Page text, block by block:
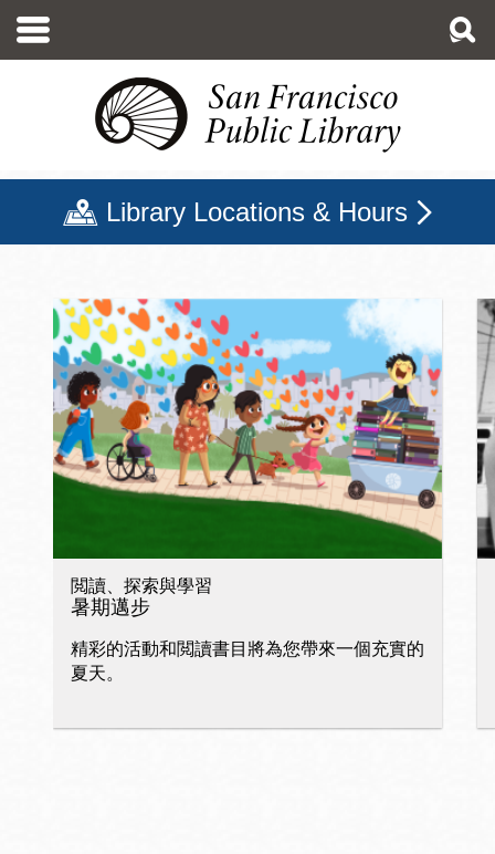
至
Library Locations & Hours
三藩市公立圖書館主頁
閲讀、探索與學習
暑期邁步
精彩的活動和閲讀書目將為您帶來一個充實的
夏天。